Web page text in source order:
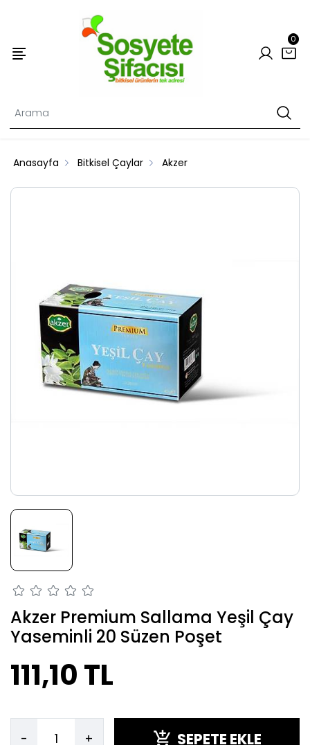
0
Anasayfa Bitkisel Çaylar Akzer
Akzer Premium Sallama Yeşil Çay
Yaseminli 20 Süzen Poşet
111,10 TL
- + SEPETE EKLE